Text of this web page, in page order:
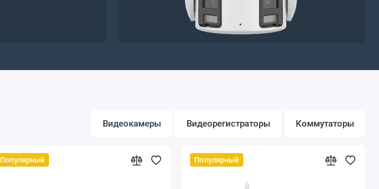
Видеокамеры Видеорегистраторы Коммутаторы
Популярный Популярный